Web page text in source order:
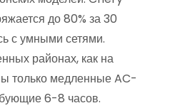
до 80% за 30
с умными сетями.
районах, как на
только медленные AC-
6-8 часов.